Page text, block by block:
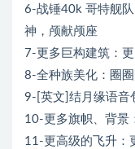
6-战锤40k 哥特舰
神，颅献颅座
7-更多巨构建筑：
8-全种族美化：圈圈
9-[英文]结月缘语音
10-更多旗帜、背景
11-更高级的飞升：